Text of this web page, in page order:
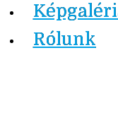
Rólunk